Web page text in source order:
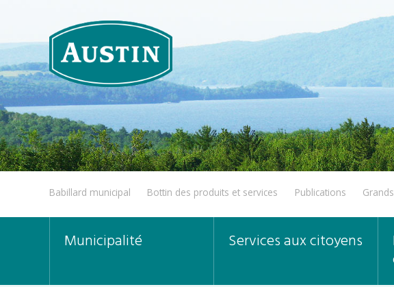
Babillard municipal Bottin des produits et services Publications
Municipalité Services aux citoyens